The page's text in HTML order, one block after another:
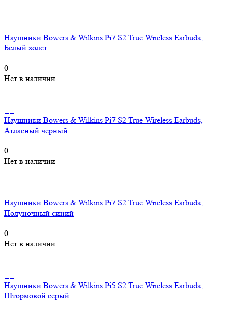
Наушники Bowers & Wilkins Pi7 S2 True Wireless Earbuds,
Белый холст
0
Нет в наличии
Наушники Bowers & Wilkins Pi7 S2 True Wireless Earbuds,
Атласный черный
0
Нет в наличии
Наушники Bowers & Wilkins Pi7 S2 True Wireless Earbuds,
Полуночный синий
0
Нет в наличии
Наушники Bowers & Wilkins Pi5 S2 True Wireless Earbuds,
Штормовой серый